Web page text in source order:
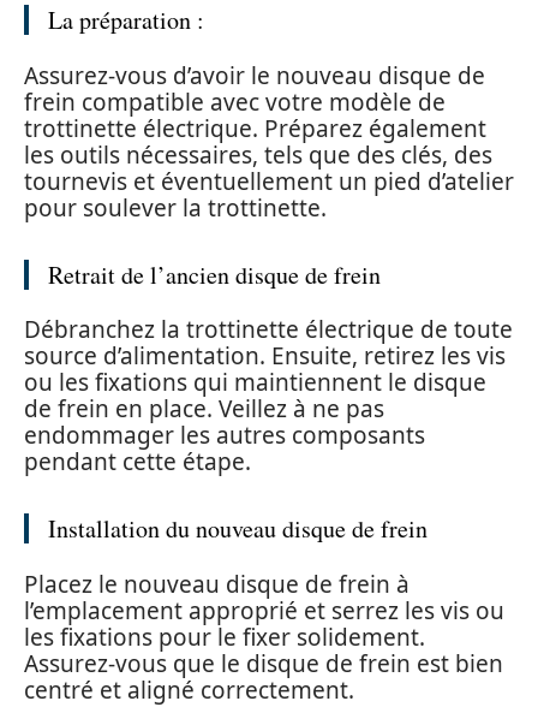
La préparation :
Assurez-vous d’avoir le nouveau disque de
frein compatible avec votre modèle de
trottinette électrique. Préparez également
les outils nécessaires, tels que des clés, des
tournevis et éventuellement un pied d’atelier
pour soulever la trottinette.
Retrait de l’ancien disque de frein
Débranchez la trottinette électrique de toute
source d’alimentation. Ensuite, retirez les vis
ou les fixations qui maintiennent le disque
de frein en place. Veillez à ne pas
endommager les autres composants
pendant cette étape.
Installation du nouveau disque de frein
Placez le nouveau disque de frein à
l’emplacement approprié et serrez les vis ou
les fixations pour le fixer solidement.
Assurez-vous que le disque de frein est bien
centré et aligné correctement.